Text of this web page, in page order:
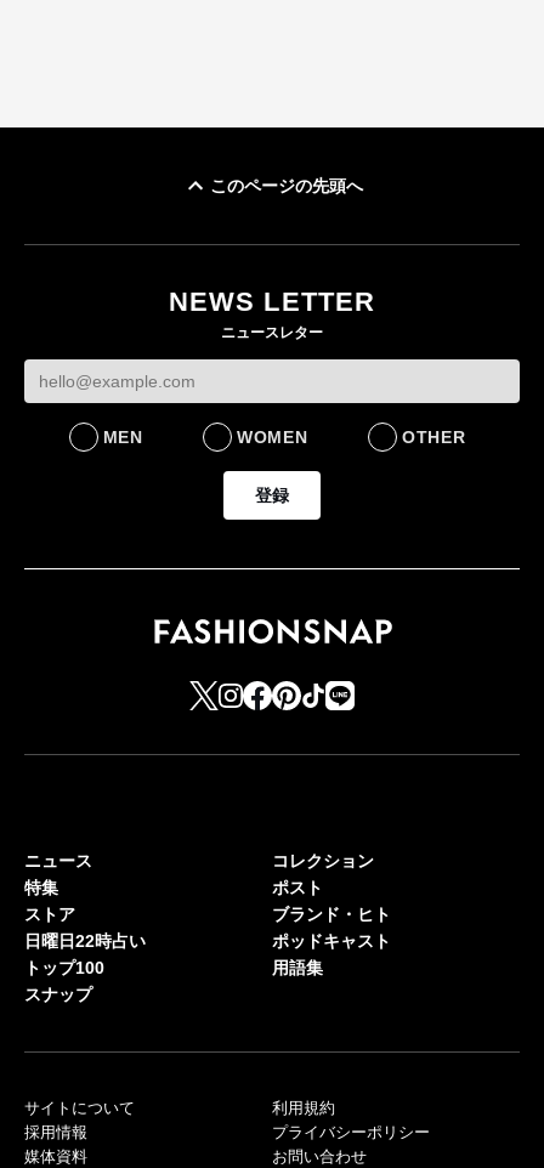
このページの先頭へ
NEWS LETTER
ニュースレター
MEN WOMEN OTHER
登録
ニュース
特集
ストア
日曜日22時占い
トップ100
スナップ
コレクション
ポスト
ブランド・ヒト
ポッドキャスト
用語集
サイトについて
採用情報
媒体資料
利用規約
プライバシーポリシー
お問い合わせ